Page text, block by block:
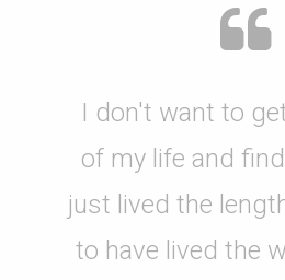
I don't want to
of my life and
just lived the
to have lived the